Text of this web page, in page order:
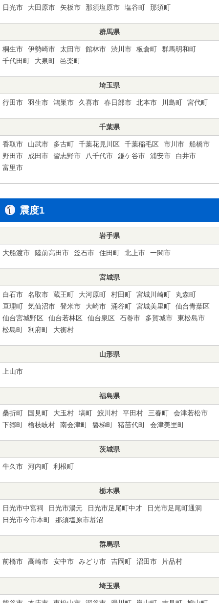
日光市
大田原市 矢板市 那須塩原市 塩谷町 那須町
群馬県
桐生市 伊勢崎市 太田市 館林市 渋川市 板倉町
群馬明和町
千代田町
大泉町 邑楽町
埼玉県
行田市 羽生市 鴻巣市 久喜市 春日部市 北本市 川島町 宮代町
千葉県
香取市 山武市 多古町 千葉花見川区 千葉稲毛区 市川市
船橋市
野田市
成田市 習志野市 八千代市 鎌ケ谷市 浦安市
白井市
富里市
震度1
岩手県
大船渡市 陸前高田市 釜石市 住田町 北上市 一関市
宮城県
白石市 名取市 蔵王町 大河原町 村田町 宮城川崎町
丸森町
亘理町
気仙沼市 登米市 大崎市 涌谷町 宮城美里町
仙台青葉区
仙台宮城野区
仙台若林区 仙台泉区 石巻市 多賀城市
東松島市
松島町
利府町 大衡村
山形県
上山市
福島県
桑折町 国見町 大玉村 塙町 鮫川村 平田村 三春町
会津若松市
下郷町
檜枝岐村 南会津町 磐梯町 猪苗代町 会津美里町
茨城県
牛久市 河内町 利根町
栃木県
日光市中宮祠 日光市湯元 日光市足尾町中才
日光市足尾町通洞
日光市今市本町
那須塩原市蟇沼
群馬県
前橋市 高崎市 安中市 みどり市 吉岡町 沼田市 片品村
埼玉県